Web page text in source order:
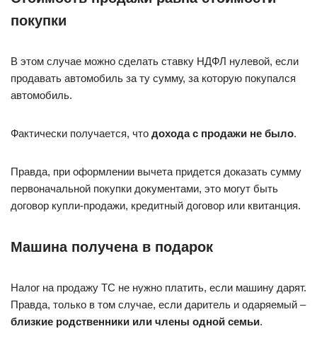
покупки
В этом случае можно сделать ставку НДФЛ нулевой, если
продавать автомобиль за ту сумму, за которую покупался
автомобиль.
Фактически получается, что дохода с продажи не было.
Правда, при оформлении вычета придется доказать сумму
первоначальной покупки документами, это могут быть
договор купли-продажи, кредитный договор или квитанция.
Машина получена в подарок
Налог на продажу ТС не нужно платить, если машину дарят.
Правда, только в том случае, если даритель и одаряемый –
близкие родственники или члены одной семьи.